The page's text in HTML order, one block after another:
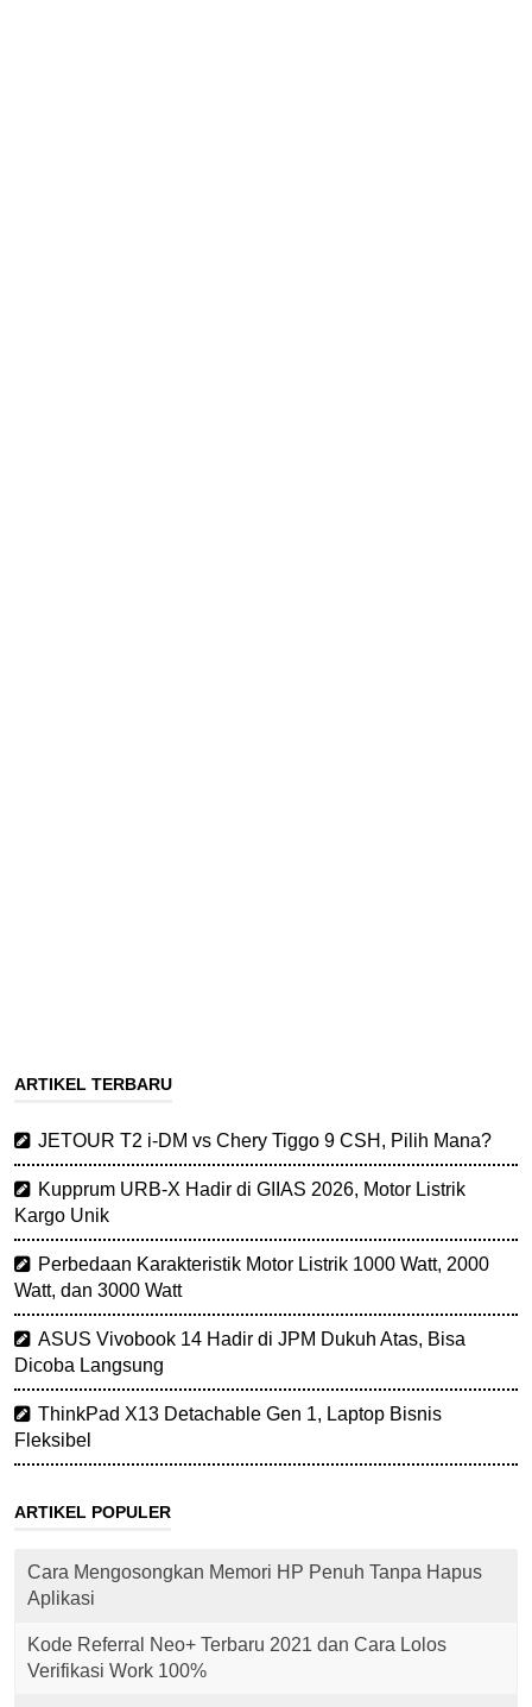
ARTIKEL TERBARU
JETOUR T2 i-DM vs Chery Tiggo 9 CSH, Pilih Mana?
Kupprum URB-X Hadir di GIIAS 2026, Motor Listrik
Kargo Unik
Perbedaan Karakteristik Motor Listrik 1000 Watt, 2000
Watt, dan 3000 Watt
ASUS Vivobook 14 Hadir di JPM Dukuh Atas, Bisa
Dicoba Langsung
ThinkPad X13 Detachable Gen 1, Laptop Bisnis
Fleksibel
ARTIKEL POPULER
Cara Mengosongkan Memori HP Penuh Tanpa Hapus
Aplikasi
Kode Referral Neo+ Terbaru 2021 dan Cara Lolos
Verifikasi Work 100%